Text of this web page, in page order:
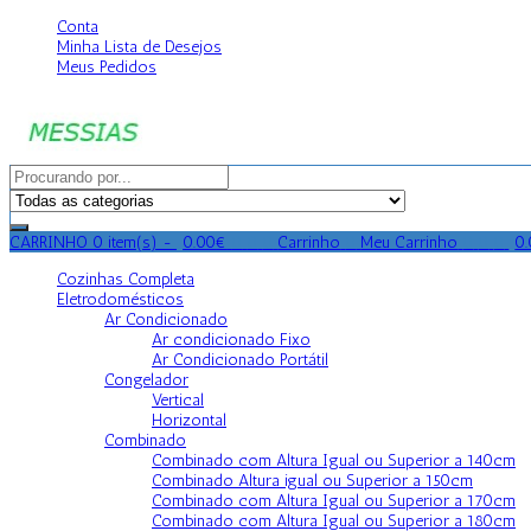
Conta
Minha Lista de Desejos
Meus Pedidos
CARRINHO 0 item(s) - 0.00€ Carrinho Meu Carrinho
Cozinhas Completa
Eletrodomésticos
Ar Condicionado
Ar condicionado Fixo
Ar Condicionado Portátil
Congelador
Vertical
Horizontal
Combinado
Combinado com Altura Igual ou Superior a 140cm
Combinado Altura igual ou Superior a 150cm
Combinado com Altura Igual ou Superior a 170cm
Combinado com Altura Igual ou Superior a 180cm